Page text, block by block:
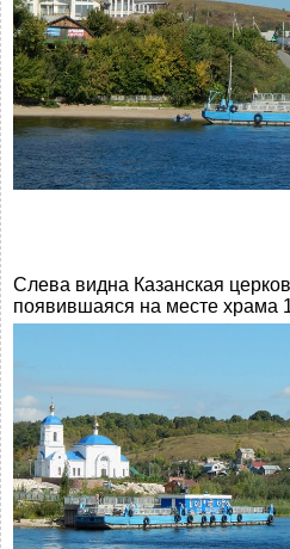
Слева видна Казанская
появившаяся на месте храма